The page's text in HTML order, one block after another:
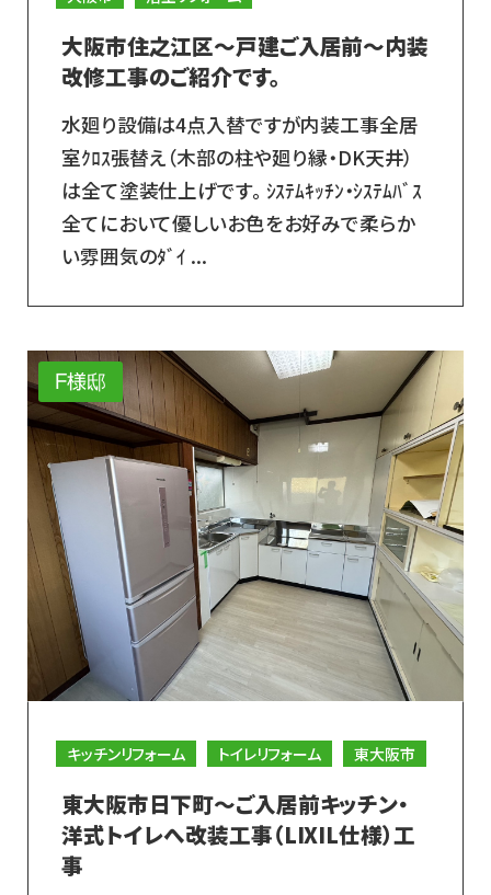
大阪市住之江区～戸建ご入居前～内装
改修工事のご紹介です。
水廻り設備は4点入替ですが内装工事全居
室ｸﾛｽ張替え（木部の柱や廻り縁・DK天井）
は全て塗装仕上げです。 ｼｽﾃﾑｷｯﾁﾝ・ｼｽﾃﾑﾊﾞｽ
全てにおいて優しいお色をお好みで柔らか
い雰囲気のﾀﾞｲ ...
F様邸
キッチンリフォーム トイレリフォーム 東大阪市
東大阪市日下町～ご入居前キッチン・
洋式トイレへ改装工事（LIXIL仕様）工
事